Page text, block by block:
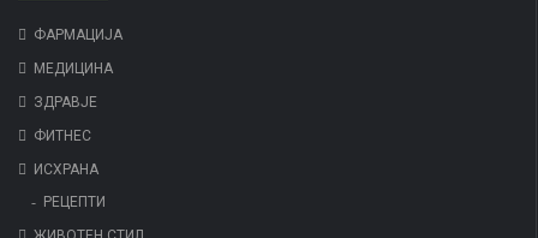
ФАРМАЦИЈА
МЕДИЦИНА
ЗДРАВЈЕ
ФИТНЕС
ИСХРАНА
РЕЦЕПТИ